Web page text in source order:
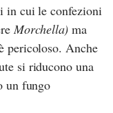
in cui le confezioni
Morchella) ma
pericoloso. Anche
si riducono una
un fungo